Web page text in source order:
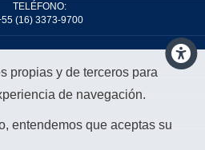
TELÉFONO:
(16) 3373-9700
propias y de terceros para
de navegación.
entendemos que aceptas su